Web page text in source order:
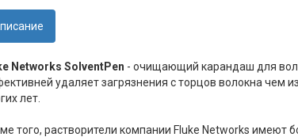
Networks SolventPen - очищающий карандаш для
удаляет загрязнения с торцов волокна чем
лет.
того, растворители компании Fluke Networks имеют